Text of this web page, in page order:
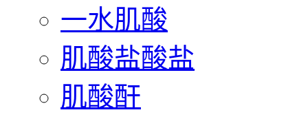
一水肌酸
肌酸盐酸盐
肌酸酐